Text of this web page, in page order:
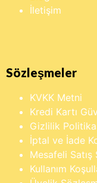
İletişim
Sözleşmeler
KVKK Metni
Kredi Kartı
Gizlilik
İptal ve İade
Mesafeli Satış
Kullanım